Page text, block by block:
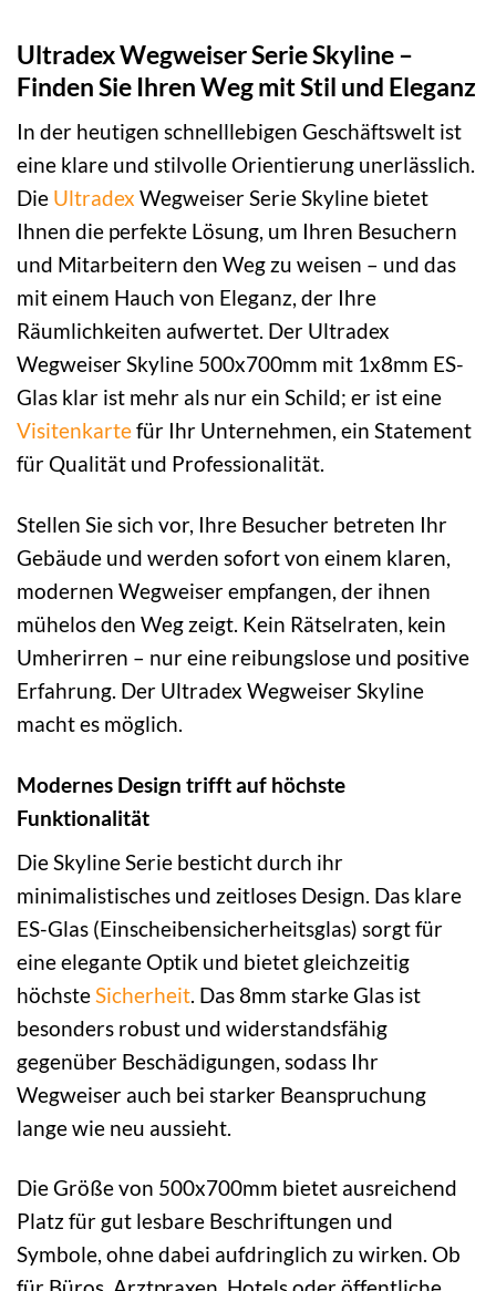
Ultradex Wegweiser Serie Skyline –
Finden Sie Ihren Weg mit Stil und Eleganz
In der heutigen schnelllebigen Geschäftswelt ist
eine klare und stilvolle Orientierung unerlässlich.
Die Ultradex Wegweiser Serie Skyline bietet
Ihnen die perfekte Lösung, um Ihren Besuchern
und Mitarbeitern den Weg zu weisen – und das
mit einem Hauch von Eleganz, der Ihre
Räumlichkeiten aufwertet. Der Ultradex
Wegweiser Skyline 500x700mm mit 1x8mm ES-
Glas klar ist mehr als nur ein Schild; er ist eine
Visitenkartefür Ihr Unternehmen, ein Statement
für Qualität und Professionalität.
Stellen Sie sich vor, Ihre Besucher betreten Ihr
Gebäude und werden sofort von einem klaren,
modernen Wegweiser empfangen, der ihnen
mühelos den Weg zeigt. Kein Rätselraten, kein
Umherirren – nur eine reibungslose und positive
Erfahrung. Der Ultradex Wegweiser Skyline
macht es möglich.
Modernes Design trifft auf höchste
Funktionalität
Die Skyline Serie besticht durch ihr
minimalistisches und zeitloses Design. Das klare
ES-Glas (Einscheibensicherheitsglas) sorgt für
eine elegante Optik und bietet gleichzeitig
höchste Sicherheit . Das 8mm starke Glas ist
besonders robust und widerstandsfähig
gegenüber Beschädigungen, sodass Ihr
Wegweiser auch bei starker Beanspruchung
lange wie neu aussieht.
Die Größe von 500x700mm bietet ausreichend
Platz für gut lesbare Beschriftungen und
Symbole, ohne dabei aufdringlich zu wirken. Ob